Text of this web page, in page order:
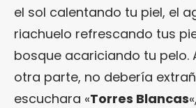
el sol calentando tu piel, el
riachuelo refrescando tus
bosque acariciando tu pelo.
otra parte, no debería
escuchara «Torres Blancas